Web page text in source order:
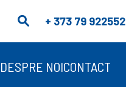
+ 373 79 922552
DESPRE NOICONTACT